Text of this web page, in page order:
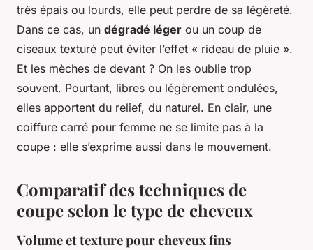
très épais ou lourds, elle peut perdre de sa légèreté.
Dans ce cas, un dégradé léger ou un coup de
ciseaux texturé peut éviter l’effet « rideau de pluie ».
Et les mèches de devant ? On les oublie trop
souvent. Pourtant, libres ou légèrement ondulées,
elles apportent du relief, du naturel. En clair, une
coiffure carré pour femme ne se limite pas à la
coupe : elle s’exprime aussi dans le mouvement.
Comparatif des techniques de
coupe selon le type de cheveux
Volume et texture pour cheveux fins